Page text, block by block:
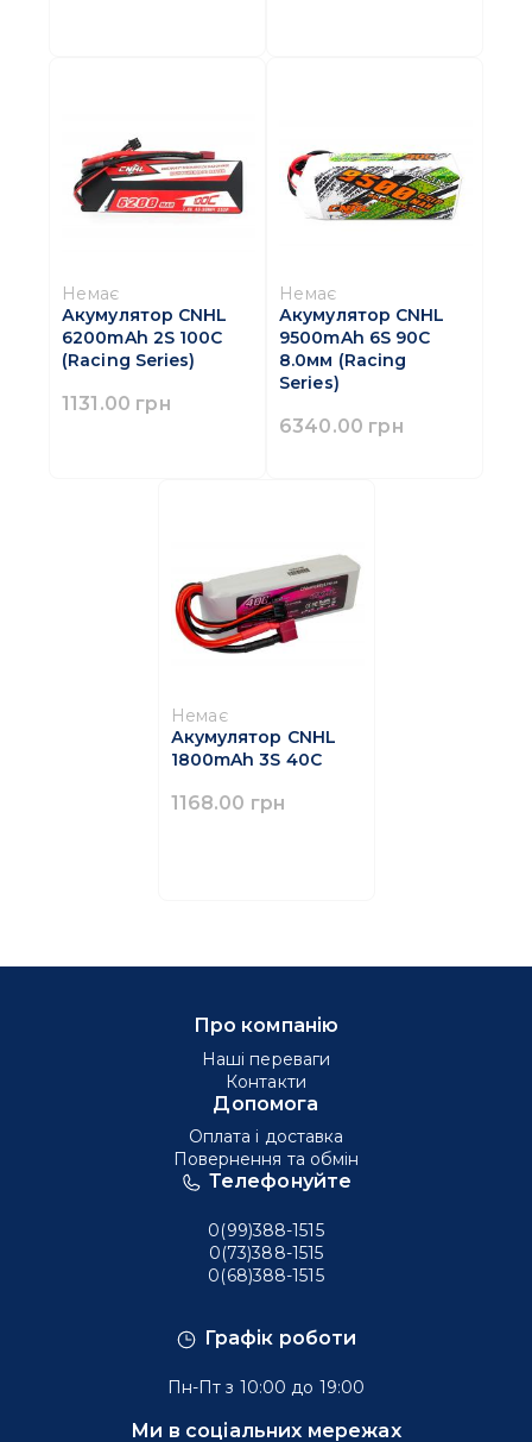
Немає
Акумулятор CNHL
6200mAh 2S 100C
(Racing Series)
1131.00 грн
Немає
Акумулятор CNHL
9500mAh 6S 90C
8.0мм (Racing
Series)
6340.00 грн
Немає
Акумулятор CNHL
1800mAh 3S 40C
1168.00 грн
Графік роботи
Пн-Пт з 10:00 до 19:00
Ми в соціальних мережах
Телефонуйте
0(99)388-1515
0(73)388-1515
0(68)388-1515
Про компанію
Наші переваги
Контакти
Допомога
Оплата і доставка
Повернення та обмін